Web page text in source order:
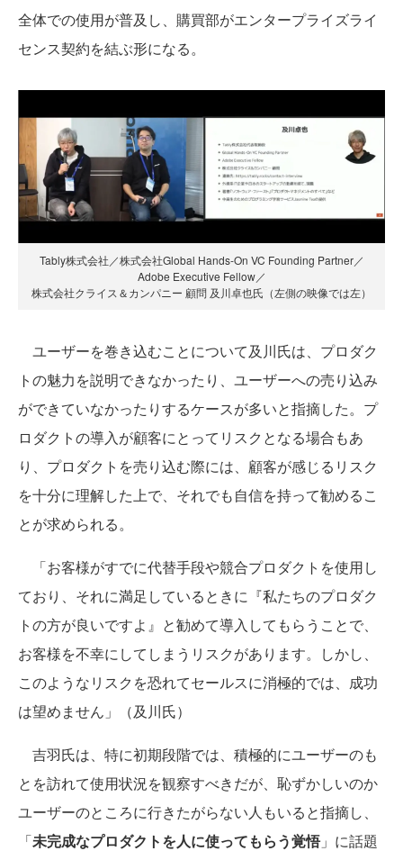
全体での使用が普及し、購買部がエンタープライズライ
センス契約を結ぶ形になる。
Tably株式会社／株式会社Global Hands-On VC Founding Partner／
Adobe Executive Fellow／
株式会社クライス＆カンパニー 顧問 及川卓也氏（左側の映像では左）
ユーザーを巻き込むことについて及川氏は、プロダク
トの魅力を説明できなかったり、ユーザーへの売り込み
ができていなかったりするケースが多いと指摘した。プ
ロダクトの導入が顧客にとってリスクとなる場合もあ
り、プロダクトを売り込む際には、顧客が感じるリスク
を十分に理解した上で、それでも自信を持って勧めるこ
とが求められる。
「お客様がすでに代替手段や競合プロダクトを使用し
ており、それに満足しているときに『私たちのプロダク
トの方が良いですよ』と勧めて導入してもらうことで、
お客様を不幸にしてしまうリスクがあります。しかし、
このようなリスクを恐れてセールスに消極的では、成功
は望めません」（及川氏）
吉羽氏は、特に初期段階では、積極的にユーザーのも
とを訪れて使用状況を観察すべきだが、恥ずかしいのか
ユーザーのところに行きたがらない人もいると指摘し、
「未完成なプロダクトを人に使ってもらう覚悟」に話題